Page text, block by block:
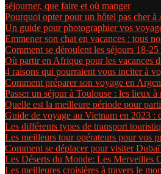
séjourner, que faire et où manger
Pourquoi opter pour un hôtel pas cher à
Un guide pour photographier vos
Emmener son chat en vacances : tous
Comment se déroulent les séjours 18-25
Où partir en Afrique pour les vacances
4 raisons qui pourraient vous inciter à
Comment préparer son voyage en
Passer un séjour à Toulouse : les lieux à
Quelle est la meilleure période pour
Guide de voyage au Vietnam en 2023 :
Les différents types de transport
Les meilleurs tour opérateurs pour vos
Comment se déplacer pour visiter
Les Déserts du Monde: Les Merveilles
Les meilleures croisières à travers le